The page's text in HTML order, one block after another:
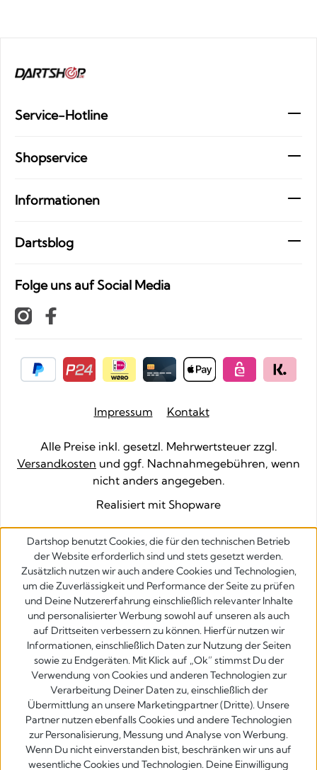
Service-Hotline
Shopservice
Informationen
Dartsblog
Folge uns auf Social Media
Impressum Kontakt
Alle Preise inkl. gesetzl. Mehrwertsteuer zzgl.
Versandkosten und ggf. Nachnahmegebühren, wenn
nicht anders angegeben.
Realisiert mit Shopware
Dartshop benutzt Cookies, die für den technischen Betrieb
der Website erforderlich sind und stets gesetzt werden.
Zusätzlich nutzen wir auch andere Cookies und Technologien,
um die Zuverlässigkeit und Performance der Seite zu prüfen
und Deine Nutzererfahrung einschließlich relevanter Inhalte
und personalisierter Werbung sowohl auf unseren als auch
auf Drittseiten verbessern zu können. Hierfür nutzen wir
Informationen, einschließlich Daten zur Nutzung der Seiten
sowie zu Endgeräten. Mit Klick auf „Ok” stimmst Du der
Verwendung von Cookies und anderen Technologien zur
Verarbeitung Deiner Daten zu, einschließlich der
Übermittlung an unsere Marketingpartner (Dritte). Unsere
Partner nutzen ebenfalls Cookies und andere Technologien
zur Personalisierung, Messung und Analyse von Werbung.
Wenn Du nicht einverstanden bist, beschränken wir uns auf
wesentliche Cookies und Technologien. Deine Einwilligung